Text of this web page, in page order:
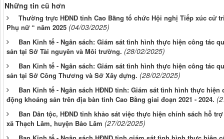
Những tin cũ hơn
Thường trực HĐND tỉnh Cao Bằng tổ chức Hội nghị Tiếp xúc cử
Phụ nữ “ năm 2025 (04/03/2025)
Ban Kinh tế - Ngân sách: Giám sát tình hình thực hiện công tác
sản tại Sở Tài nguyên và Môi trường. (28/02/2025)
Ban Kinh tế - Ngân sách: Giám sát tình hình thực hiện công tác
sản tại Sở Công Thương và Sở Xây dựng. (28/02/2025)
Ban Kinh tế - Ngân sách HĐND tỉnh: Giám sát tình hình thực
động khoáng sản trên địa bàn tỉnh Cao Bằng giai đoạn 2021 - 2024.
Ban Dân tộc, HĐND tỉnh khảo sát việc thực hiện chính sách hỗ
xã Thạch Lâm, huyện Bảo Lâm (27/02/2025)